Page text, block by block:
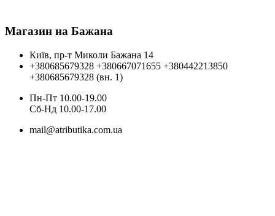
Магазин на Бажана
Київ, пр-т Миколи Бажана 14
+380685679328 +380667071655 +380442213850
+380685679328 (вн. 1)
Пн-Пт 10.00-19.00
Cб-Нд 10.00-17.00
mail@atributika.com.ua